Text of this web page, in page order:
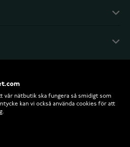
vår nätbutik ska fungera så smidigt som
kan vi också använda cookies för att